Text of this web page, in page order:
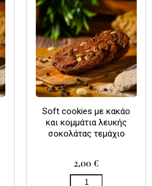
Soft cookies με κακάο
και κομμάτια λευκής
σοκολάτας τεμάχιο
2,00 €